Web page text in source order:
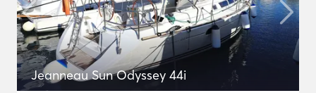
Jeanneau Sun Odyssey 44i